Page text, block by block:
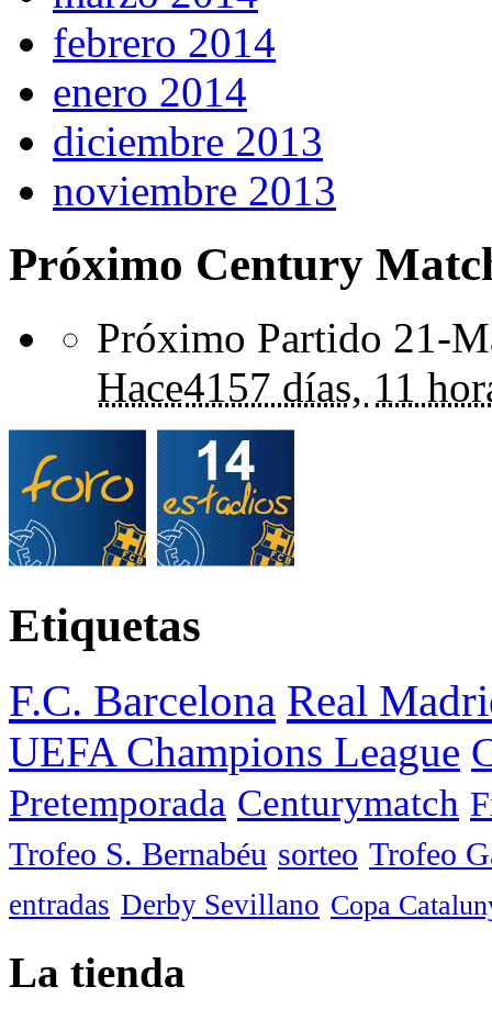
febrero 2014
enero 2014
diciembre 2013
noviembre 2013
Próximo Century
Próximo Partido 21-
Hace4157 días, 11
Etiquetas
F.C. Barcelona Real
UEFA Champions League
Pretemporada Centurymatch
Trofeo S. Bernabéu sorteo Trofeo
entradas Derby Sevillano Copa
La tienda